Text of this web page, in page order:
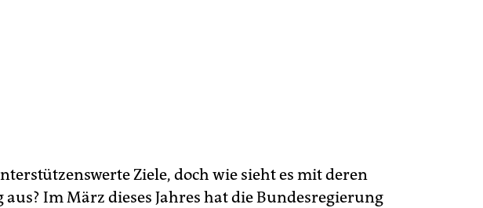
Ziele, doch wie sieht es mit deren
aus? Im März dieses Jahres hat die Bundesregierung